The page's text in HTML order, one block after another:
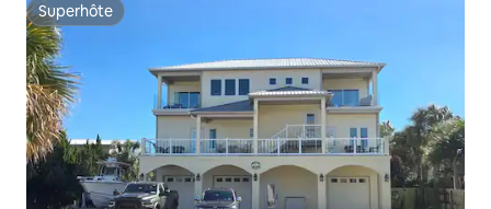
Superhôte
Superhôte